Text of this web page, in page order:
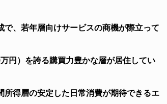
で、若年層向けサービスの商機が際立って
円）を誇る購買力豊かな層が居住してい
所得層の安定した日常消費が期待できるエ